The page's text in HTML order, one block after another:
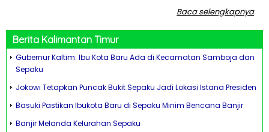
Baca selengkapnya
Berita Kalimantan Timur
Gubernur Kaltim: Ibu Kota Baru Ada di Kecamatan Samboja dan
Sepaku
Jokowi Tetapkan Puncak Bukit Sepaku Jadi Lokasi Istana Presiden
Basuki Pastikan Ibukota Baru di Sepaku Minim Bencana Banjir
Banjir Melanda Kelurahan Sepaku